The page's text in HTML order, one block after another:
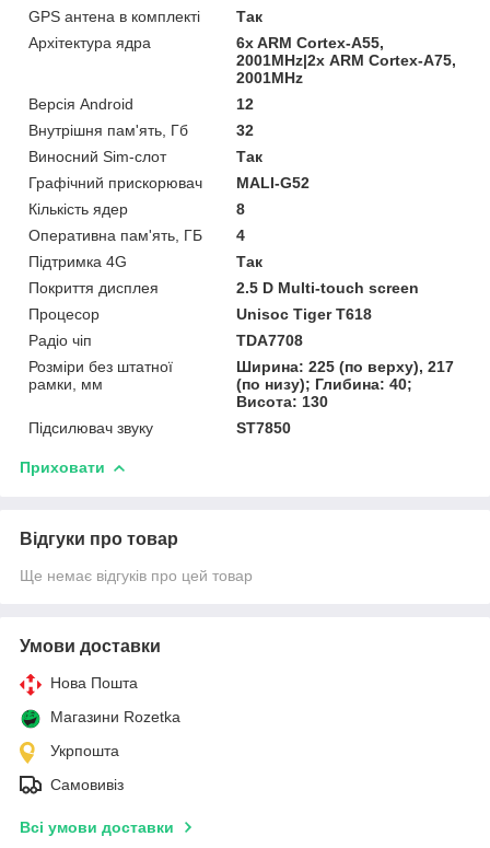
GPS антена в комплекті
Так
Архітектура ядра
6x ARM Cortex-A55,
2001MHz|2х ARM Cortex-A75,
2001MHz
Версія Android
12
Внутрішня пам'ять, Гб
32
Виносний Sim-слот
Так
Графічний прискорювач
MALI-G52
Кількість ядер
8
Оперативна пам'ять, ГБ
4
Підтримка 4G
Так
Покриття дисплея
2.5 D Multi-touch screen
Процесор
Unisoc Tiger T618
Радіо чіп
TDA7708
Розміри без штатної
рамки, мм
Ширина: 225 (по верху), 217
(по низу); Глибина: 40;
Висота: 130
Підсилювач звуку
ST7850
Приховати
Відгуки про товар
Ще немає відгуків про цей товар
Умови доставки
Нова Пошта
Магазини Rozetka
Укрпошта
Самовивіз
Всі умови доставки